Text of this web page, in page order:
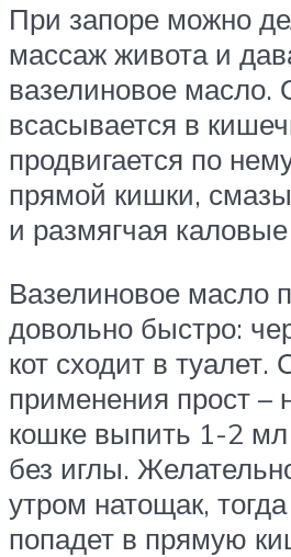
При запоре можно
массаж живота и
вазелиновое масло.
всасывается в
продвигается по
прямой кишки,
и размягчая
Вазелиновое масло
довольно быстро:
кот сходит в туалет.
применения прост –
кошке выпить 1-2
без иглы.
утром натощак,
попадет в прямую